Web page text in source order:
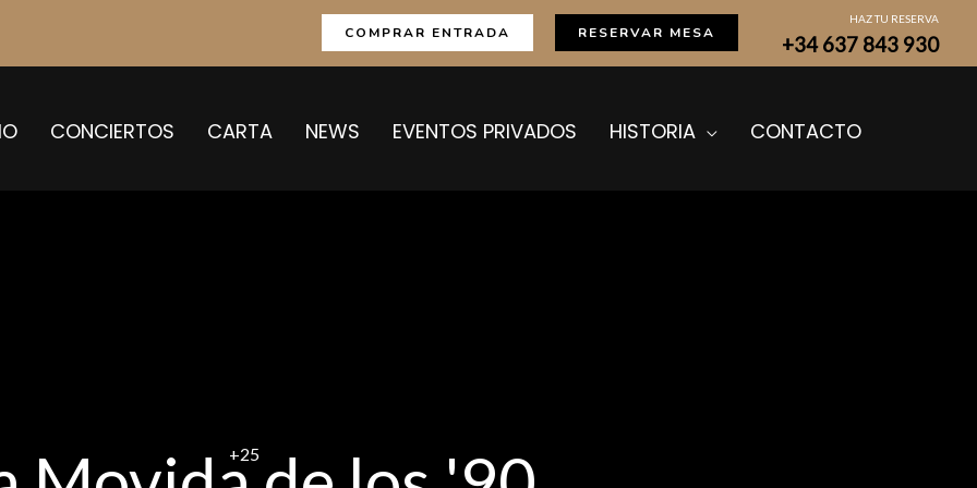
COMPRAR ENTRADA RESERVAR MESA
HAZ TU RESERVA
+34 637 843 930
CONCIERTOS CARTA NEWS EVENTOS PRIVADOS HISTORIA CONTACTO
+25